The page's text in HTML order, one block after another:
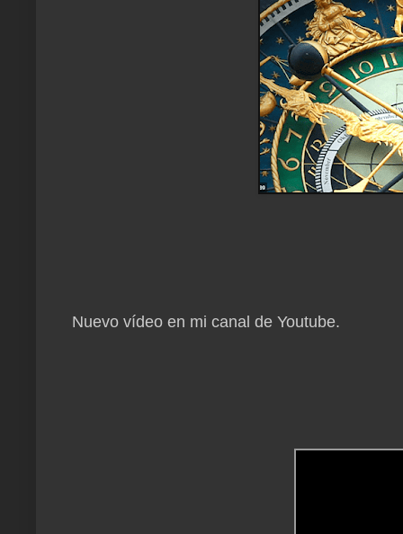
Nuevo vídeo en mi canal de Youtube.